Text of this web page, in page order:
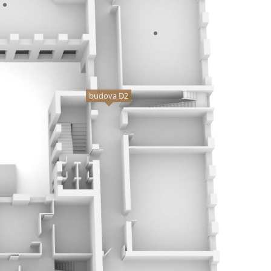
budova D2